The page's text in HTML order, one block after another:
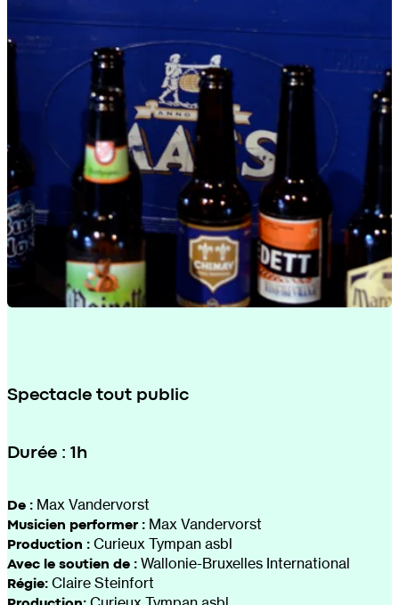
Spectacle tout public
Durée : 1h
De : Max Vandervorst
Musicien performer : Max Vandervorst
Production : Curieux Tympan asbl
Avec le soutien de : Wallonie-Bruxelles International
Régie: Claire Steinfort